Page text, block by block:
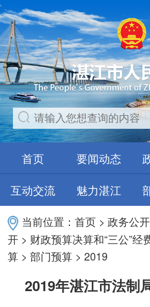
首页 要闻动态
互动交流
魅力湛江
当前位置：首页 >政务公开
开 > 财政预算决算和“三公”经
算 >部门预算 >2019
2019年湛江市法制